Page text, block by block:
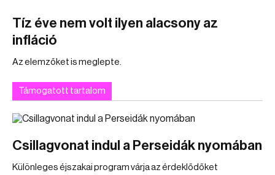
Tíz éve nem volt ilyen alacsony az
infláció
Az elemzőket is meglepte.
Támogatott tartalom
Csillagvonat indul a Perseidák nyomában
Különleges éjszakai program várja az érdeklődőket